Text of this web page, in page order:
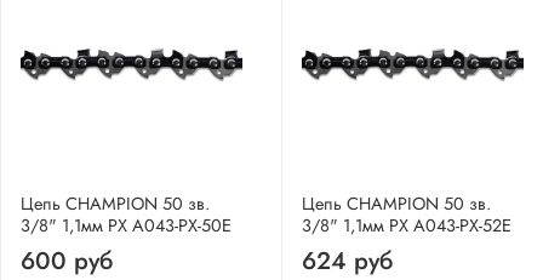
Цепь CHAMPION 50 зв.
3/8" 1,1мм PX A043-PX-50E
600 руб
Цепь CHAMPION 50 зв.
3/8" 1,1мм PX A043-PX-52E
624 руб